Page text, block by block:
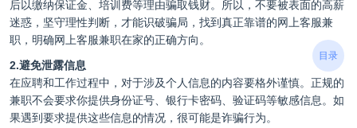
后以缴纳保证金、培训费等理由骗取钱财。所以，不要被表面的高薪
迷惑，坚守理性判断，才能识破骗局，找到真正靠谱的网上客服兼
职，明确网上客服兼职在家的正确方向。
2.避免泄露信息
在应聘和工作过程中，对于涉及个人信息的内容要格外谨慎。正规的
兼职不会要求你提供身份证号、银行卡密码、验证码等敏感信息。如
果遇到要求提供这些信息的情况，很可能是诈骗行为。
目录